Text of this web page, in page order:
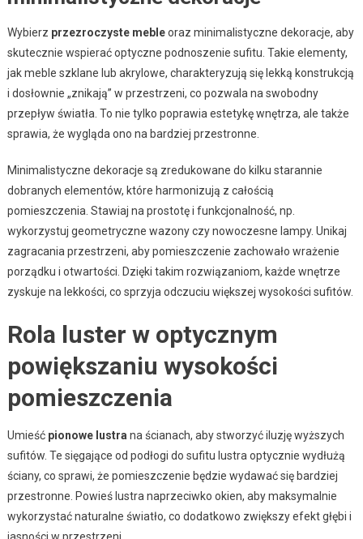
Wybierz przezroczyste mebleoraz minimalistyczne dekoracje, aby
skutecznie wspierać optyczne podnoszenie sufitu. Takie elementy,
jak meble szklane lub akrylowe, charakteryzują się lekką konstrukcją
i dosłownie „znikają” w przestrzeni, co pozwala na swobodny
przepływ światła. To nie tylko poprawia estetykę wnętrza, ale także
sprawia, że wygląda ono na bardziej przestronne.
Minimalistyczne dekoracje są zredukowane do kilku starannie
dobranych elementów, które harmonizują z całością
pomieszczenia. Stawiaj na prostotę i funkcjonalność, np.
wykorzystuj geometryczne wazony czy nowoczesne lampy. Unikaj
zagracania przestrzeni, aby pomieszczenie zachowało wrażenie
porządku i otwartości. Dzięki takim rozwiązaniom, każde wnętrze
zyskuje na lekkości, co sprzyja odczuciu większej wysokości sufitów.
Rola luster w optycznym
powiększaniu wysokości
pomieszczenia
Umieść pionowe lustra na ścianach, aby stworzyć iluzję wyższych
sufitów. Te sięgające od podłogi do sufitu lustra optycznie wydłużą
ściany, co sprawi, że pomieszczenie będzie wydawać się bardziej
przestronne. Powieś lustra naprzeciwko okien, aby maksymalnie
wykorzystać naturalne światło, co dodatkowo zwiększy efekt głębi i
jasności w przestrzeni.